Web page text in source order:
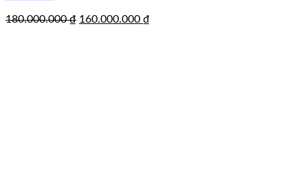
180.000.000₫ Giá
160.000.000 ₫